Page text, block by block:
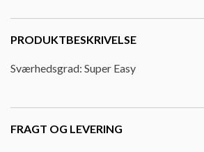
PRODUKTBESKRIVELSE
Sværhedsgrad: Super Easy
FRAGT OG LEVERING